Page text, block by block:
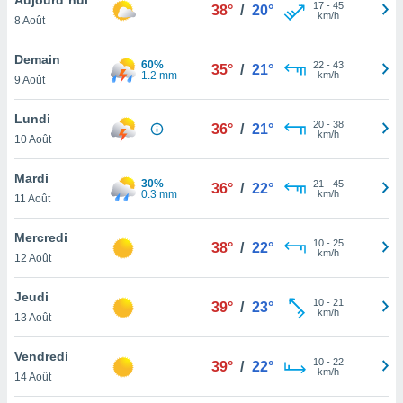
et
»,
au
vous
qu'ils
ou
le
ainsi
un
la
du
8 Août
38° / 20° 17- 45
km/h
Demain
9 Août
60%
1.2 mm
35° / 21° 22- 43
km/h
Lundi
10 Août
36° / 21° 20- 38
km/h
Mardi
11 Août
30%
0.3 mm
36° / 22° 21 - 45
km/h
Mercredi
12 Août
38° / 22° 10- 25
km/h
Jeudi
13 Août
39° / 23° 10- 21
km/h
Vendredi
14 Août
39° / 22° 10- 22
km/h